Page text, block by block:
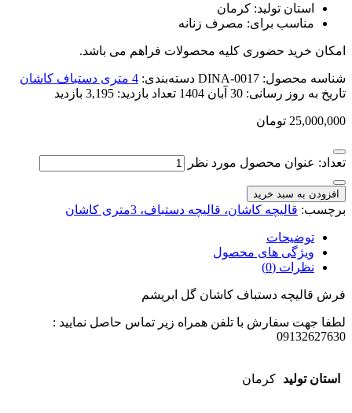
استان تولید: کرمان
مناسب برای: مصرف زنانه
امکان خرید حضوری کلیه محصولات فراهم می باشد.
شناسه محصول: DINA-0017 دسته‌بندی: 4 متری دستباف کاشان
تاریخ به روز رسانی: 30 آبان 1404 تعداد بازدید: 3,195 بازدید
25,000,000 تومان
تعداد: عنوان محصول مورد نظر
افزودن به سبد خرید
برچسب: قالیچه کاشان، قالیچه دستباف، 3متری کاشان
توضیحات
ویژگی های محصول
نظرات (0)
فرش قالیچه دستباف کاشان گل ابریشم
لطفا جهت سفارش با تلفن همراه زیر تماس حاصل نمایید :
09132627630
استان تولید کرمان